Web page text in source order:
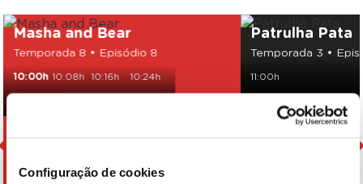
Configuração de cookies
Masha and Bear
Temporada 8 • Episódio 8
10:00h 10:08h 10:16h
10:24h
10:35h
10:43h 10:51h
Patrulha Pata
Temporada 3 •
11:00h